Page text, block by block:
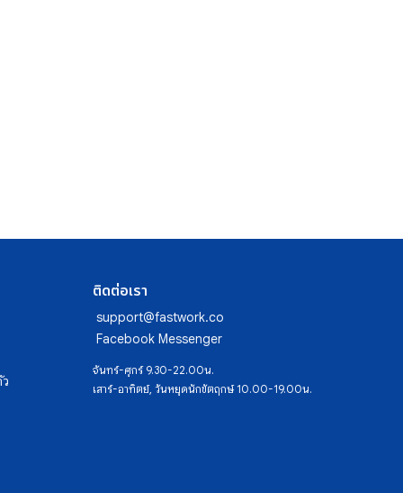
ติดต่อเรา
support@fastwork.co
Facebook Messenger
จันทร์-ศุกร์ 9.30-22.00น.
เสาร์-อาทิตย์, วันหยุดนักขัตฤกษ์ 10.00-19.00น.